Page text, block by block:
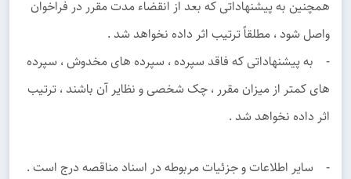
همچنین به پیشنهاداتی که بعد از انقضاء مدت مقرر در فراخوان
واصل شود ، مطلقاً ترتیب اثر داده نخواهد شد .
- به پیشنهاداتی که فاقد سپرده ، سپرده های مخدوش ، سپرده
های کمتر از میزان مقرر ، چک شخصی و نظایر آن باشند ، ترتیب
اثر داده نخواهد شد .
- سایر اطلاعات و جزئیات مربوطه در اسناد مناقصه درج است .